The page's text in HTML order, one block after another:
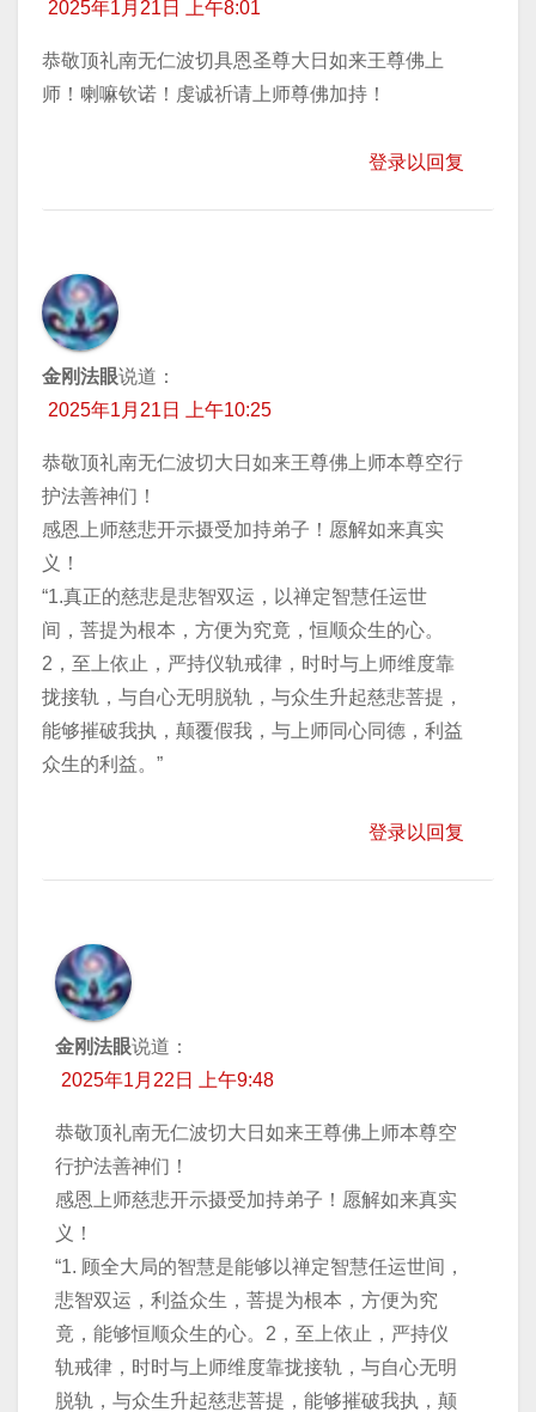
2025年1月21日 上午8:01
恭敬顶礼南无仁波切具恩圣尊大日如来王尊佛上
师！喇嘛钦诺！虔诚祈请上师尊佛加持！
登录以回复
金刚法眼说道：
2025年1月21日 上午10:25
恭敬顶礼南无仁波切大日如来王尊佛上师本尊空行
护法善神们！
感恩上师慈悲开示摄受加持弟子！愿解如来真实
义！
“1.真正的慈悲是悲智双运，以禅定智慧任运世
间，菩提为根本，方便为究竟，恒顺众生的心。
2，至上依止，严持仪轨戒律，时时与上师维度靠
拢接轨，与自心无明脱轨，与众生升起慈悲菩提，
能够摧破我执，颠覆假我，与上师同心同德，利益
众生的利益。”
登录以回复
金刚法眼说道：
2025年1月22日 上午9:48
恭敬顶礼南无仁波切大日如来王尊佛上师本尊空
行护法善神们！
感恩上师慈悲开示摄受加持弟子！愿解如来真实
义！
“1. 顾全大局的智慧是能够以禅定智慧任运世间，
悲智双运，利益众生，菩提为根本，方便为究
竟，能够恒顺众生的心。2，至上依止，严持仪
轨戒律，时时与上师维度靠拢接轨，与自心无明
脱轨，与众生升起慈悲菩提，能够摧破我执，颠